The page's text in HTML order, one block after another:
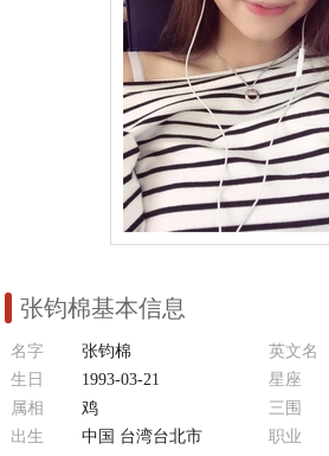
张钧棉基本信息
名字 张钧棉 英文名
生日
1993-03-21 星座
属相
鸡 三围
出生
中国 台湾台北市 职业